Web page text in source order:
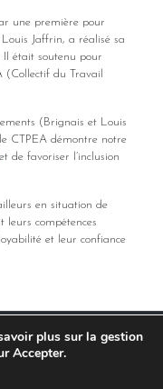
une première pour
Jaffrin, a réalisé sa
Il était soutenu pour
(Collectif du Travail
(Brignais et Louis
CTPEA démontre notre
et de favoriser l’inclusion
en situation de
leurs compétences
et leur confiance
plus sur la gestion
Accepter.